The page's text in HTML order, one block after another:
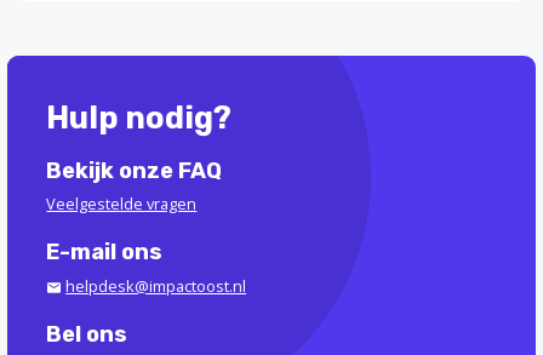
Hulp nodig?
Bekijk onze FAQ
Veelgestelde vragen
E-mail ons
helpdesk@impactoost.nl
Bel ons